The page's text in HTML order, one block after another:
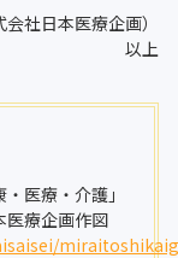
会社日本医療企画）
以上
医療・介護」
医療企画作図